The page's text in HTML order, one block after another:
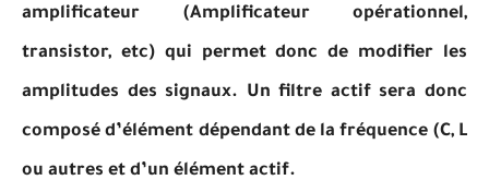
amplificateur (Amplificateur opérationnel,
transistor, etc) qui permet donc de modifier les
amplitudes des signaux. Un filtre actif sera donc
composé d’élément dépendant de la fréquence (C, L
ou autres et d’un élément actif.